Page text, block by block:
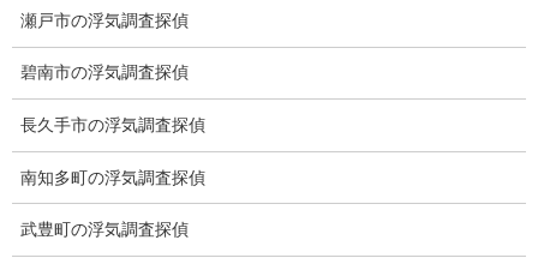
【出張面談いたします】
子供のお迎え、パート、お仕事の都合などで、お時間のない方、
ださい。
瀬戸市の浮気調査探偵
碧南市の浮気調査探偵
長久手市の浮気調査探偵
南知多町の浮気調査探偵
武豊町の浮気調査探偵